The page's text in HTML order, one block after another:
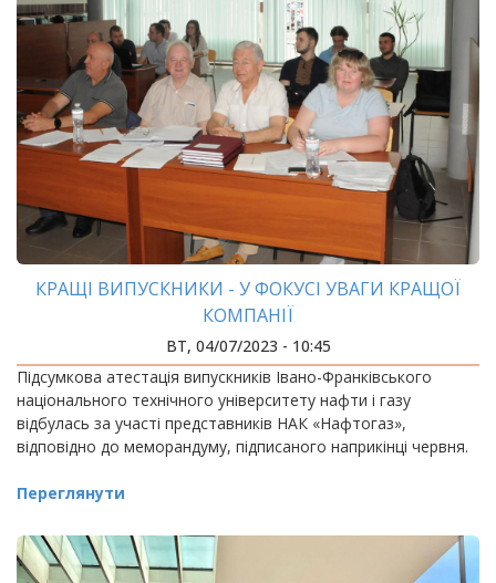
КРАЩІ ВИПУСКНИКИ - У ФОКУСІ УВАГИ КРАЩОЇ
КОМПАНІЇ
ВТ, 04/07/2023 - 10:45
Підсумкова атестація випускників Івано-Франківського
національного технічного університету нафти і газу
відбулась за участі представників НАК «Нафтогаз»,
відповідно до меморандуму, підписаного наприкінці червня.
Переглянути